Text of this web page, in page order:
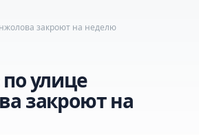
закроют на неделю
улице
закроют на